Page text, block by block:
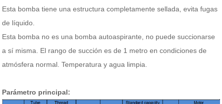
Esta bomba tiene una estructura completamente sellada, evita fugas
de líquido.
Esta bomba no es una bomba autoaspirante, no puede succionarse
a sí misma. El rango de succión es de 1 metro en condiciones de
atmósfera normal. Temperatura y agua limpia.
Parámetro principal: